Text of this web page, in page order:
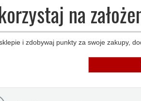
na
i zdobywaj punkty za swoje zakupy,